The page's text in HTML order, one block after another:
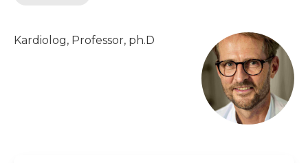
Kardiolog, Professor, ph.D